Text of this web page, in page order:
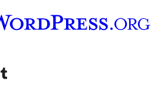
kanał YouTube
Odwiedź naszego Tumblra